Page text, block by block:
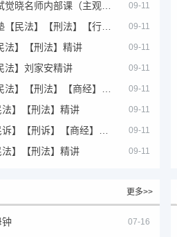
09-11
09-11
法】【刑法】精讲 09-11
法】刘家安精讲 09-11
09-11
】【刑法】精讲 09-11
09-11
】【刑法】精讲 09-11
更多>>
07-16